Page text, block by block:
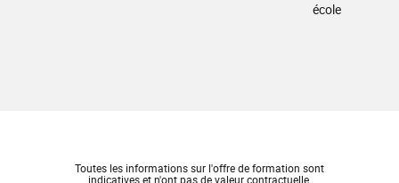
école
Toutes les informations sur l'offre de formation sont
indicatives et n'ont pas de valeur contractuelle.